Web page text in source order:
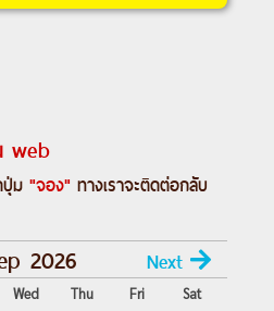
web
ปุ่ม "จอง" ทางเราจะติดต่อกลับ
2026 Next
Wed Thu Fri
Sat